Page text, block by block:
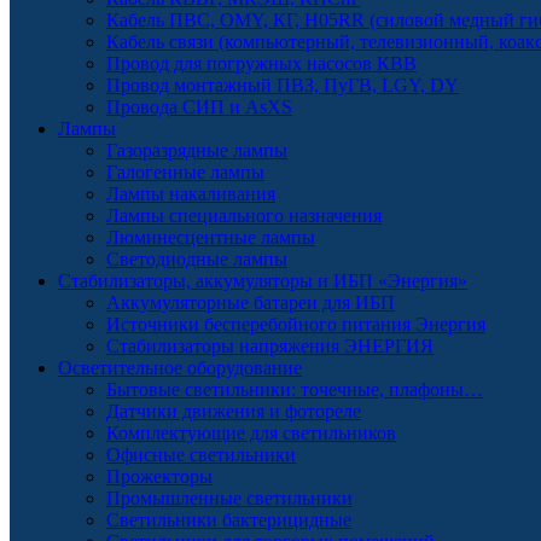
Кабель ПВС, OMY, КГ, H05RR (силовой медный
Кабель связи (компьютерный, телевизионный,
Провод для погружных насосов КВВ
Провод монтажный ПВЗ, ПуГВ, LGY, DY
Провода СИП и AsXS
Лампы
Газоразрядные лампы
Галогенные лампы
Лампы накаливания
Лампы специального назначения
Люминесцентные лампы
Светодиодные лампы
Стабилизаторы, аккумуляторы и ИБП «Энергия»
Аккумуляторные батареи для ИБП
Источники бесперебойного питания Энергия
Стабилизаторы напряжения ЭНЕРГИЯ
Осветительное оборудование
Бытовые светильники: точечные, плафоны…
Датчики движения и фотореле
Комплектующие для светильников
Офисные светильники
Прожекторы
Промышленные светильники
Светильники бактерицидные